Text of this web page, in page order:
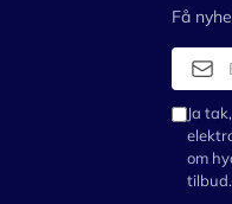
Få
Ja
om